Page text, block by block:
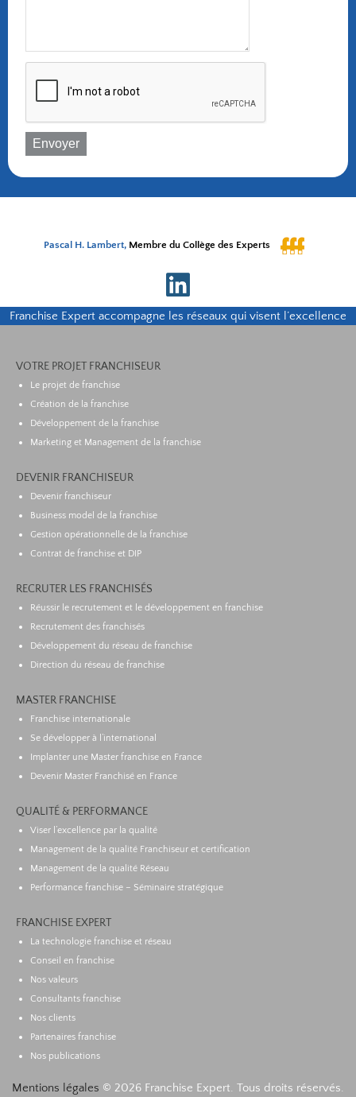
Envoyer
Pascal H. Lambert, Membre du Collège des Experts
Franchise Expert accompagne les réseaux qui visent l’excellence
VOTRE PROJET FRANCHISEUR
Le projet de franchise
Création de la franchise
Développement de la franchise
Marketing et Management de la franchise
DEVENIR FRANCHISEUR
Devenir franchiseur
Business model de la franchise
Gestion opérationnelle de la franchise
Contrat de franchise et DIP
RECRUTER LES FRANCHISÉS
Réussir le recrutement et le développement en franchise
Recrutement des franchisés
Développement du réseau de franchise
Direction du réseau de franchise
MASTER FRANCHISE
Franchise internationale
Se développer à l’international
Implanter une Master franchise en France
Devenir Master Franchisé en France
QUALITÉ & PERFORMANCE
Viser l’excellence par la qualité
Management de la qualité Franchiseur et certification
Management de la qualité Réseau
Performance franchise – Séminaire stratégique
FRANCHISE EXPERT
La technologie franchise et réseau
Conseil en franchise
Nos valeurs
Consultants franchise
Nos clients
Partenaires franchise
Nos publications
Mentions légales © 2026 Franchise Expert. Tous droits réservés.